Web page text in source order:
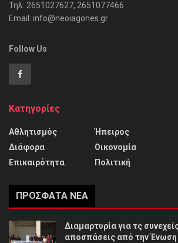
Τηλ: 2651027627, 2651077466
Email: info@neoiagones.gr
Follow Us
Κατηγορίες
Αθλητισμός
Διάφορα
Επικαιρότητα
Ήπειρος
Οικονομία
Πολιτική
ΠΡΌΣΦΑΤΑ ΝΈΑ
Διαμαρτυρία για τς
αποσπάσεις από την